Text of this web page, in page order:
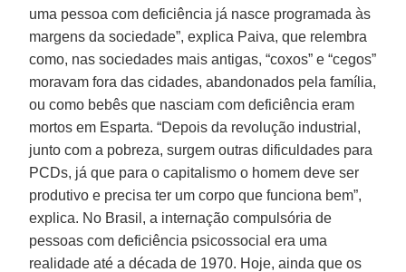
uma pessoa com deficiência já nasce programada às
margens da sociedade”, explica Paiva, que relembra
como, nas sociedades mais antigas, “coxos” e “cegos”
moravam fora das cidades, abandonados pela família,
ou como bebês que nasciam com deficiência eram
mortos em Esparta. “Depois da revolução industrial,
junto com a pobreza, surgem outras dificuldades para
PCDs, já que para o capitalismo o homem deve ser
produtivo e precisa ter um corpo que funciona bem”,
explica. No Brasil, a internação compulsória de
pessoas com deficiência psicossocial era uma
realidade até a década de 1970. Hoje, ainda que os